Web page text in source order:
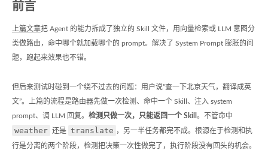
前言
上篇文章把 Agent 的能力拆成了独立的 Skill 文件，用向量检索或 LLM 意图分
类做路由，命中哪个就加载哪个的 prompt。解决了 System Prompt 膨胀的问
题，跑起来效果也不错。
但后来测试时碰到一个绕不过去的问题：用户说”查一下北京天气，翻译成英
文”。上篇的流程是路由器先做一次检测、命中一个 Skill、注入 system
prompt、调 LLM 回复。 检测只做一次，只能返回一个 Skill 。不管命中
weather 还是 translate ，另一半任务都完不成。根源在于检测和执
行是分离的两个阶段，检测把决策一次性做完了，执行阶段没有回头的机会。